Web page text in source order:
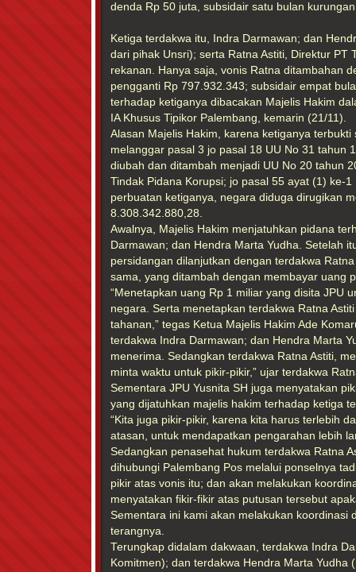
denda Rp 50 juta, subsidair satu bulan
Ketiga terdakwa itu, Indra Darmawan; dan
dari pihak Unsri); serta Ratna Astiti, Direktur PT
rekanan. Hanya saja, vonis Ratna ditambahan
pengganti Rp 797.932.343; subsidair empat
terhadap ketiganya dibacakan Majelis Hakim
IA Khusus Tipikor Palembang, kemarin (21/11).
Alasan Majelis Hakim, karena ketiganya
melanggar pasal 3 jo pasal 18 UU No 31 tahun
diubah dan ditambah menjadi UU No 20 tahun
Tindak Pidana Korupsi; jo pasal 55 ayat (1) ke-1
perbuatan ketiganya, negara diduga dirugikan
8.308.342.880,28.
Awalnya, Majelis Hakim menjatuhkan pidana
Darmawan; dan Hendra Marta Yudha. Setelah
persidangan dilanjutkan dengan terdakwa
sama, yang ditambah dengan membayar uang
“Menetapkan uang Rp 1 miliar yang disita JPU
negara. Serta menetapkan terdakwa Ratna
tahanan,” tegas Ketua Majelis Hakim Ade
terdakwa Indra Darmawan; dan Hendra Marta
menerima. Sedangkan terdakwa Ratna Astiti,
minta waktu untuk pikir-pikir,” ujar terdakwa
Sementara JPU Yusnita SH juga menyatakan
yang dijatuhkan majelis hakim terhadap ketiga
“Kita juga pikir-pikir, karena kita harus terlebih
atasan, untuk mendapatkan pengarahan lebih
Sedangkan penasehat hukum terdakwa Ratna
dihubungi Palembang Pos melalui ponselnya
pikir atas vonis itu; dan akan melakukan
menyatakan fikir-fikir atas putusan tersebut
Sementara ini kami akan melakukan koordinasi
terangnya.
Terungkap didalam dakwaan, terdakwa Indra
Komitmen); dan terdakwa Hendra Marta Yudha